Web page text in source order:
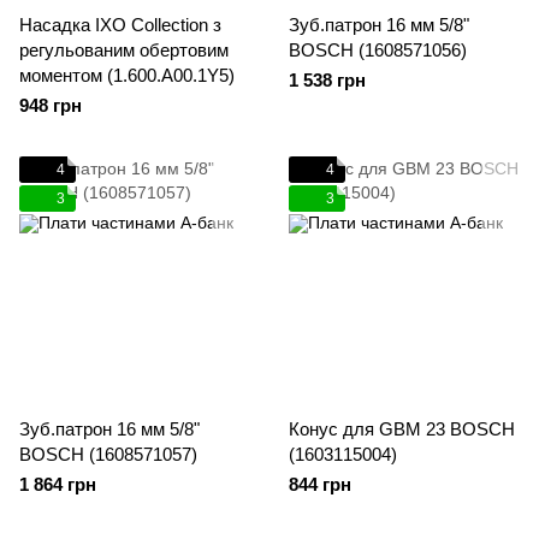
Насадка IXO Collection з
регульованим обертовим
моментом (1.600.A00.1Y5)
948 грн
Зуб.патрон 16 мм 5/8"
BOSCH (1608571056)
1 538 грн
4
3
Зуб.патрон 16 мм 5/8"
BOSCH (1608571057)
1 864 грн
4
3
Конус для GBM 23 BOSCH
(1603115004)
844 грн